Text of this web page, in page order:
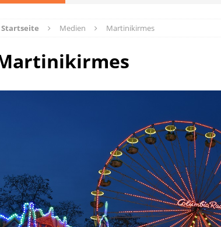
PRODUKTVORSTELLUNGEN
[ 5. Dezember 2021 ] Mediterrane
[ 11. Oktober 2021 ] Halloween mit
[ 28. September 2021 ] Beerenweine
SHOPVORSTELLUNGEN
[ 10. April 2021 ] my Time –
Startseite Medien Martinikirmes